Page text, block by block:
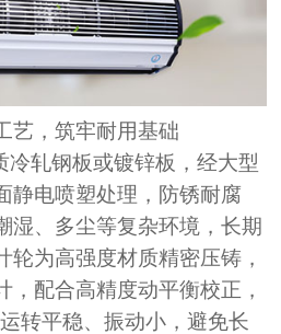
艺，筑牢耐用基础
轧钢板或镀锌板，经大型
静电喷塑处理，防锈耐腐
湿、多尘等复杂环境，长期
轮为高强度材质精密压铸，
，配合高精度动平衡校正，
转平稳、振动小，避免长